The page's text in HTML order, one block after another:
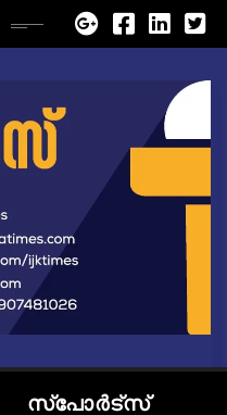
സ്പോർട്സ്